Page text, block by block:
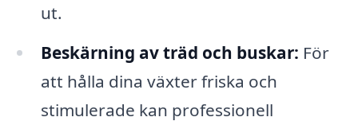
ut.
Beskärning av träd och buskar: För
att hålla dina växter friska och
stimulerade kan professionell